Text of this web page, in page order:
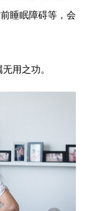
睡眠障碍等，会
用之功。